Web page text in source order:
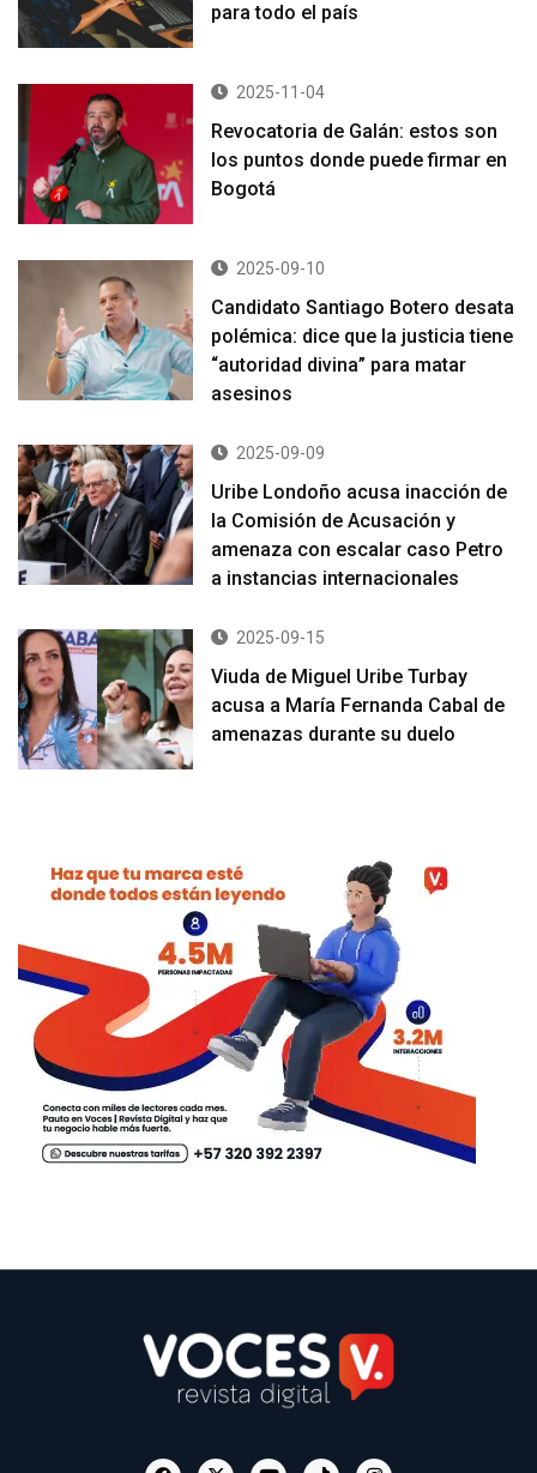
para todo el país
2025-11-04
Revocatoria de Galán: estos son
los puntos donde puede firmar en
Bogotá
2025-09-10
Candidato Santiago Botero desata
polémica: dice que la justicia tiene
“autoridad divina” para matar
asesinos
2025-09-09
Uribe Londoño acusa inacción de
la Comisión de Acusación y
amenaza con escalar caso Petro
a instancias internacionales
2025-09-15
Viuda de Miguel Uribe Turbay
acusa a María Fernanda Cabal de
amenazas durante su duelo